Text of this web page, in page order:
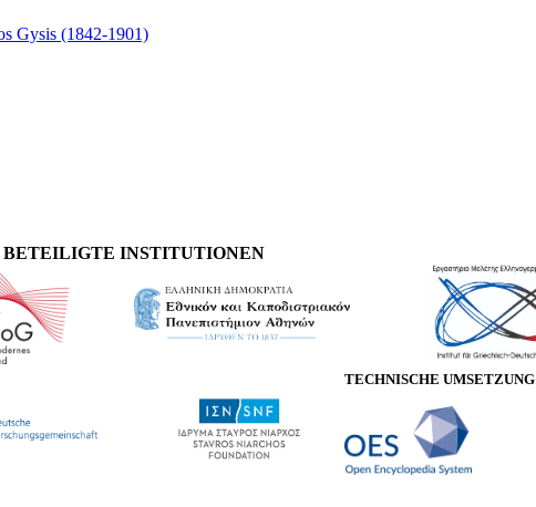
Gysis (1842-1901)
BETEILIGTE INSTITUTIONEN
TECHNISCHE UMSETZUNG